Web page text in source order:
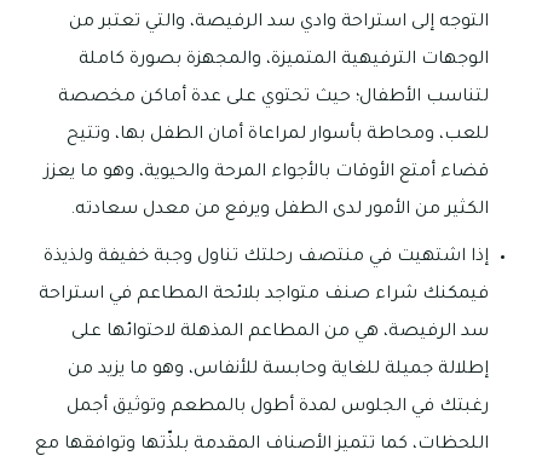
التوجه إلى استراحة وادي سد الرفيصة، والتي تعتبر من
الوجهات الترفيهية المتميزة، والمجهزة بصورة كاملة
لتناسب الأطفال؛ حيث تحتوي على عدة أماكن مخصصة
للعب، ومحاطة بأسوار لمراعاة أمان الطفل بها، وتتيح
قضاء أمتع الأوقات بالأجواء المرحة والحيوية، وهو ما يعزز
الكثير من الأمور لدى الطفل ويرفع من معدل سعادته.
إذا اشتهيت في منتصف رحلتك تناول وجبة خفيفة ولذيذة
فيمكنك شراء صنف متواجد بلائحة المطاعم في استراحة
سد الرفيصة، هي من المطاعم المذهلة لاحتوائها على
إطلالة جميلة للغاية وحابسة للأنفاس، وهو ما يزيد من
رغبتك في الجلوس لمدة أطول بالمطعم وتوثيق أجمل
اللحظات، كما تتميز الأصناف المقدمة بلذّتها وتوافقها مع